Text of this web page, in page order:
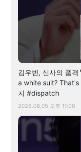
김우빈, 신사의 품
a white suit?
치 #dispatch
2026.08.05 오후 11:00